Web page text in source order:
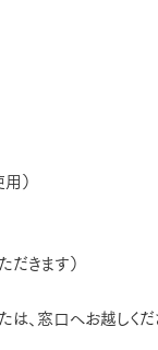
）
きます）
は、窓口へお越しくだ